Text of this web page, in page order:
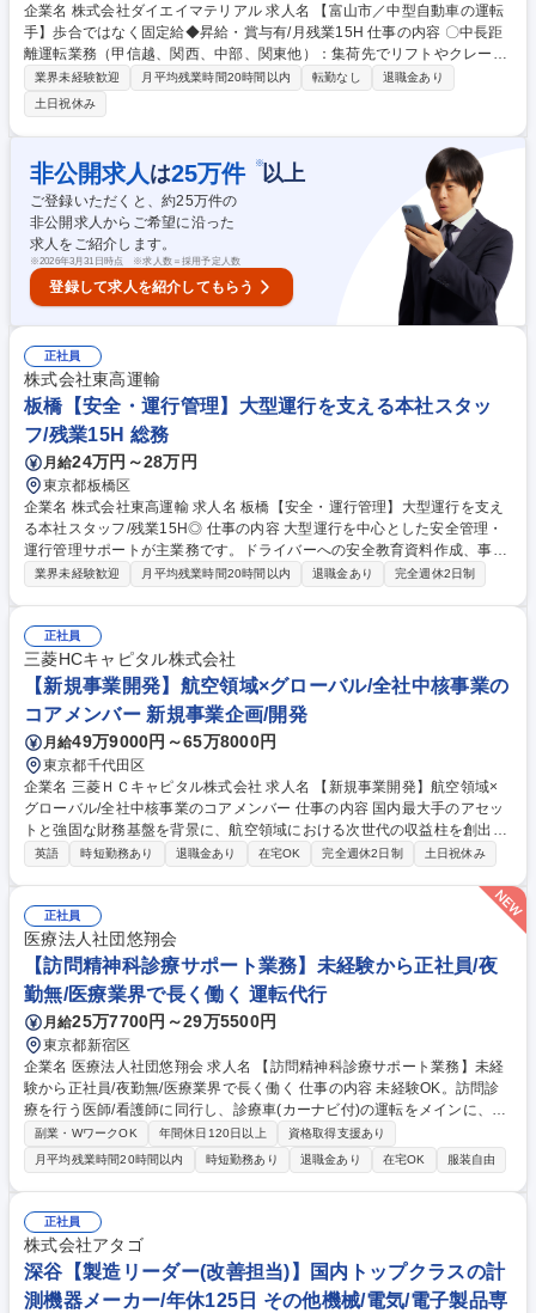
企業名 株式会社ダイエイマテリアル 求人名 【富山市／中型自動車の運転
手】歩合ではなく固定給◆昇給・賞与有/月残業15H 仕事の内容 〇中長距
離運転業務（甲信越、関西、中部、関東他）：集荷先でリフトやクレーン
等を使い積み込み。 〇短中距離運転業務（北陸、新潟、岐阜）：荷先では
リフトやクレーン等を使い積み込み。 泊まりを伴う運転及び回収業務（手
当有り） 月に4～8回程■収集運搬物：産業廃棄物及び有価スクラップ等※
車両は、7～13ｔのユニック付き平ボディ若しくはウイング車となりま
す。 【当社で働く魅力】 ■毎日長距離運転ではないため、負担なく働けま
す。 ■運転距離による歩合制ではなく、固定給のため安定収入が得られま
す。 募集職種 【富山市／中型自動車の運転手】歩合ではなく固定給◆昇
給・賞与有/月残業15H
業界未経験歓迎 月平均残業時間20時間以内 転勤なし
退職金あり
土日祝休み
非公開求人 は25万件 ※以上
ご登録いただくと、約25万件の
非公開求人からご希望に沿った
求人をご紹介します。
※2026年3月31日時点 ※求人数＝採用予定人数
登録して求人を紹介してもらう
正社員
株式会社東高運輸
板橋【安全・運行管理】大型運行を支える本社スタッ
フ/残業15H 総務
月給24万円～28万円
東京都板橋区
企業名 株式会社東高運輸 求人名 板橋【安全・運行管理】大型運行を支え
る本社スタッフ/残業15H◎ 仕事の内容 大型運行を中心とした安全管理・
運行管理サポートが主業務です。ドライバーへの安全教育資料作成、事故
対応、労働時間管理などを通じ、100台の大型トラックと130名のドライ
バーの労働時間・休息時間の管理指導が主な業務です。【その他】売上管
理、各拠点への巡回サポートなども担当いただきます。 【業務内容の変更
範囲】当社の指定する業務 募集職種 板橋【安全・運行管理】大型運行を
支える本社スタッフ/残業15H◎
業界未経験歓迎 月平均残業時間20時間以内 退職金あり 完全週休2日制
正社員
三菱HCキャピタル株式会社
【新規事業開発】航空領域×グローバル/全社中核事業の
コアメンバー 新規事業企画/開発
月給49万9000円～65万8000円
東京都千代田区
企業名 三菱ＨＣキャピタル株式会社 求人名 【新規事業開発】航空領域×
グローバル/全社中核事業のコアメンバー 仕事の内容 国内最大手のアセッ
トと強固な財務基盤を背景に、航空領域における次世代の収益柱を創出し
ます。グローバルな市場調査から戦略立案、パートナー選定、事業化後の
における、新規分野 の調査・分析、進出検討・計画■国内外・社内外関係
者との折衝、事業化模索■事業化、ビジネス展開・拡大■事業運営（必要に
応じ組織化）、モニタリング・管理 募集職種 【新規事業開発】航空領域×
グローバル/全社中核事業のコアメンバー
英語 時短勤務あり 退職金あり 在宅OK 完全週休2日制 土日祝休み
正社員
医療法人社団悠翔会
【訪問精神科診療サポート業務】未経験から正社員/夜
勤無/医療業界で長く働く 運転代行
月給25万7700円～29万5500円
東京都新宿区
企業名 医療法人社団悠翔会 求人名 【訪問精神科診療サポート業務】未経
験から正社員/夜勤無/医療業界で長く働く 仕事の内容 未経験OK。訪問診
療を行う医師/看護師に同行し、診療車(カーナビ付)の運転をメインに、点
検や整備、物品準備、クリニック内のサポート業務(患者様へ訪問確認電
話、物品補充や庶務業務等)をお任せ。 【詳細】1)訪問予定の患者様に合
わせた医療用具や物品の準備 2)診療車の運転業務 3)診療ルートの管理や
急変した患者様の往診に伴うルート変更/事務連絡 4)クリニック内の他職
種の事務サポートや庶務業務等 【キャリアパス】将来的に医師事務作業補
助者として医療関連の文書作成代行やカルテ代行入力等の医師のサポート
業務等もご経験いただけます。※運転業務が無い日は内勤となり事務作業
や電話対応等をお任せします。 募集職種 【訪問精神科診療サポート業
務】未経験から正社員/夜勤無/医療業界で長く働く
副業・WワークOK 年間休日120日以上
資格取得支援あり
月平均残業時間20時間以内
時短勤務あり 退職金あり 在宅OK 服装自由
正社員
株式会社アタゴ
深谷【製造リーダー(改善担当)】国内トップクラスの計
測機器メーカー/年休125日 その他機械/電気/電子製品専